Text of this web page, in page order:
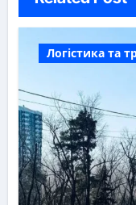
Логістика та